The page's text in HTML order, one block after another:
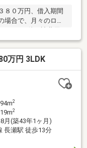
８０万円、借入期間
合で、月々のロー
円での購入もお気軽
ているお客様へ】現
けど住宅ローンが
したままにしてい
となり、住み替えや
いたします。
万円 3LDK
2
2
月(築43年1ヶ月)
長瀬駅 徒歩13分